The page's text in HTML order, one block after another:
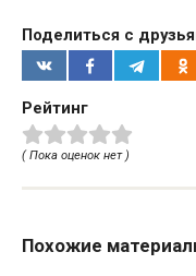
Поделиться с
Рейтинг
( Пока оценок нет )
Похожие